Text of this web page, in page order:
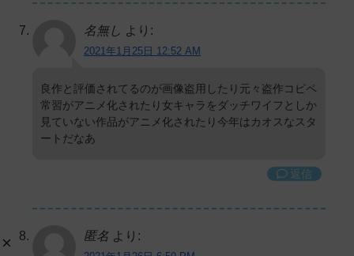
名無し より:
2021年1月25日 12:52 AM
良作と評価されてるのが画像盗用したり元々盗作コピペ
常習がアニメ化されたり女キャラをダッチワイフとしか
見ていない作品がアニメ化されたり今年はカオスなスタ
ートだなあ
返信
匿名 より: